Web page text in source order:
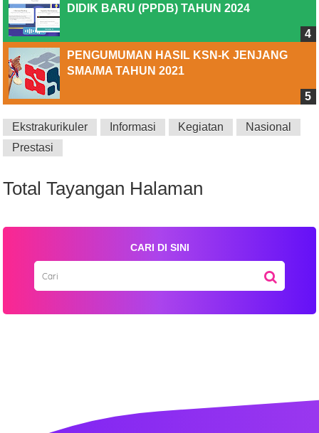
DIDIK BARU (PPDB) TAHUN 2024
PENGUMUMAN HASIL KSN-K JENJANG
SMA/MA TAHUN 2021
Ekstrakurikuler Informasi Kegiatan
Nasional
Prestasi
Total Tayangan Halaman
CARI DI SINI